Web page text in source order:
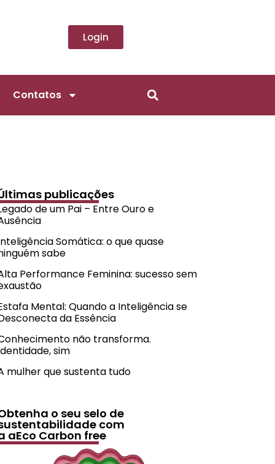
Login
Contatos
publicações
de um Pai – Entre Ouro e
Somática: o que quase
sabe
Performance Feminina: sucesso sem
Mental: Quando a Inteligência se
da Essência
não transforma.
sim
mulher que sustenta tudo
o seu selo de
com
aEco Carbon free